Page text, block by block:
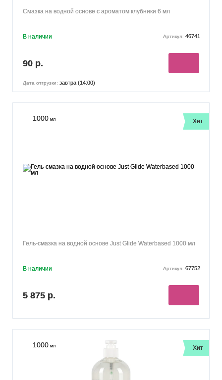
Смазка на водной основе с ароматом клубники 6 мл
В наличии Артикул: 46741
90 р.
Дата отгрузки: завтра (14:00)
1000 мл Хит
Гель-смазка на водной основе Just Glide Waterbased 1000 мл
В наличии Артикул: 67752
5 875 р.
1000 мл Хит